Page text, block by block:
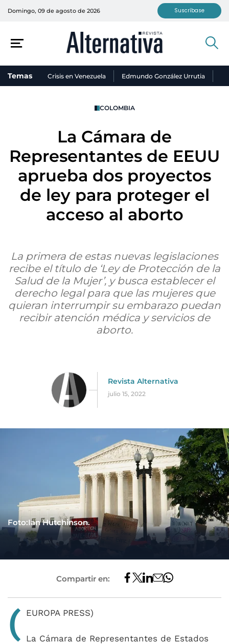
Domingo, 09 de agosto de 2026 Suscríbase
Temas Crisis en Venezuela Edmundo González Urrutia
COLOMBIA
La Cámara de
Representantes de EEUU
aprueba dos proyectos
de ley para proteger el
acceso al aborto
La primera de estas nuevas legislaciones
recibe el título de ‘Ley de Protección de la
Salud de la Mujer’, y busca establecer el
derecho legal para que las mujeres que
quieran interrumpir su embarazo puedan
recibir atención médica y servicios de
aborto.
Revista Alternativa
julio 15, 2022
Foto:Ian Hutchinson.
Compartir en:
( EUROPA PRESS)
La Cámara de Representantes de Estados